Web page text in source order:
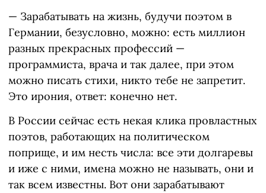
— Зарабатывать на жизнь, будучи поэтом в
Германии, безусловно, можно: есть миллион
разных прекрасных профессий —
программиста, врача и так далее, при этом
можно писать стихи, никто тебе не запретит.
Это ирония, ответ: конечно нет.
В России сейчас есть некая клика провластных
поэтов, работающих на политическом
поприще, и им несть числа: все эти долгаревы
и иже с ними, имена можно не называть, они и
так всем известны. Вот они зарабатывают